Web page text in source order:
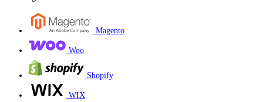
Magento
Woo
Shopify
WIX